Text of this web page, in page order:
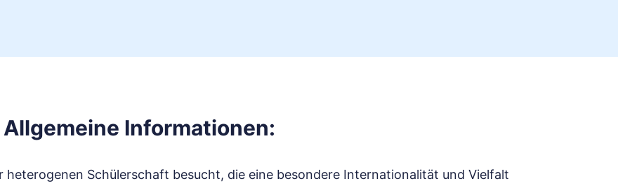
Allgemeine Informationen:
heterogenen Schülerschaft besucht, die eine besondere Internationalität und Vielfalt